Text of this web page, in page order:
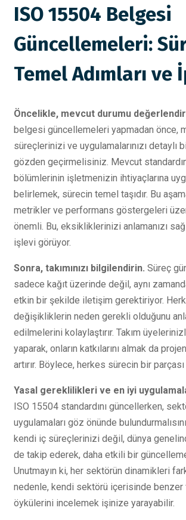
ISO 15504 Belgesi
Güncellemeleri:
Temel Adımları ve
Öncelikle, mevcut durumu
belgesi güncellemeleri yapmadan önce,
süreçlerinizi ve uygulamalarınızı detaylı
gözden geçirmelisiniz. Mevcut
bölümlerinin işletmenizin ihtiyaçlarına
belirlemek, sürecin temel taşıdır. Bu
metrikler ve performans göstergeleri
önemli. Bu, eksikliklerinizi anlamanızı
işlevi görüyor.
Sonra, takımınızı bilgilendirin. Süreç
sadece kağıt üzerinde değil, aynı
etkin bir şekilde iletişim gerektiriyor.
değişikliklerin neden gerekli olduğunu
edilmelerini kolaylaştırır. Takım
yaparak, onların katkılarını almak da
artırır. Böylece, herkes sürecin bir parçası
Yasal gereklilikleri ve en iyi
ISO 15504 standardını güncellerken,
uygulamaları göz önünde
kendi iç süreçlerinizi değil, dünya
de takip ederek, daha etkili bir
Unutmayın ki, her sektörün dinamikleri
nedenle, kendi sektörü içerisinde benzer
öykülerini incelemek işinize yarayabilir.